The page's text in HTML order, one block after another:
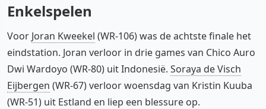
Enkelspelen
Voor Joran Kweekel (WR-106) was de achtste finale het
eindstation. Joran verloor in drie games van Chico Auro
Dwi Wardoyo (WR-80) uit Indonesië. Soraya de Visch
Eijbergen (WR-67) verloor woensdag van Kristin Kuuba
(WR-51) uit Estland en liep een blessure op.